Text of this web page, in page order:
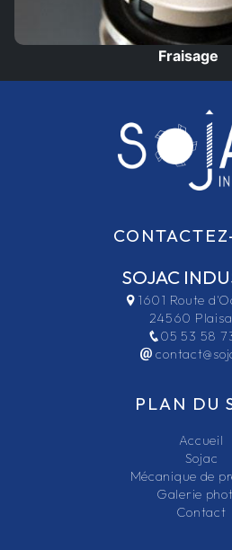
Fraisage
SOJAC
1601 Route
24560
05 53 58
PLAN DU
Accueil
Sojac
Mécanique de
Galerie
Contact